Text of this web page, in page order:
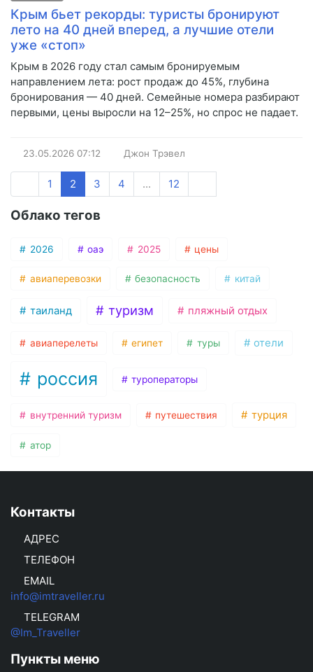
Крым бьет рекорды: туристы бронируют
лето на 40 дней вперед, а лучшие отели
уже «стоп»
Крым в 2026 году стал самым бронируемым
направлением лета: рост продаж до 45%, глубина
бронирования — 40 дней. Семейные номера разбирают
первыми, цены выросли на 12–25%, но спрос не падает.
23.05.2026 07:12 Джон Трэвел
1 2 3 4 ... 12
Облако тегов
2026 оаэ 2025 цены
авиаперевозки безопасность китай
таиланд туризм пляжный отдых
авиаперелеты египет туры отели
россия туроператоры
внутренний туризм путешествия турция
атор
Контакты
АДРЕС
ТЕЛЕФОН
EMAIL
info@imtraveller.ru
TELEGRAM
@Im_Traveller
Пункты меню